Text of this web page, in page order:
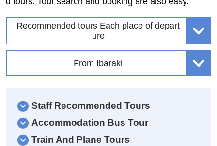
Recommended tours Each place of depart
ure
From Ibaraki
Staff Recommended Tours
Accommodation Bus Tour
Train And Plane Tours